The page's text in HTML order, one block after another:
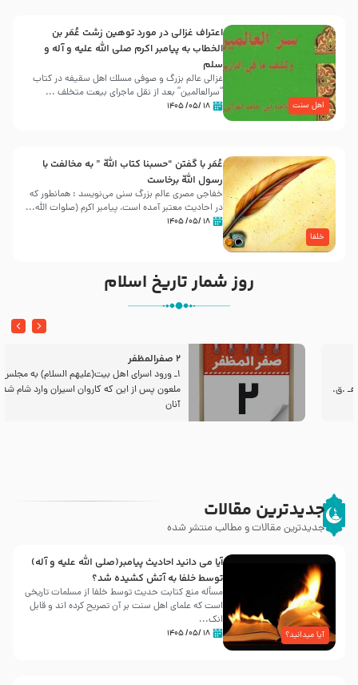
اهل سنت
اعتراف غزالی در مورد توهین زشت عُمَر بن
الخطاب به پیامبر اکرم صلی الله علیه و آله و
سلم
غزالی عالم بزرگ و صوفی مسلك اهل سقيفه در کتاب
“سرالعالمین” بعد از نقل ماجرای بیعت متخلف ...
۱۸ /۰۵/ ۱۴۰۵
خلفا
عُمَر با گفتن “حسبنا كتاب اللّه ” به مخالفت با
رسول اللّه برخاست
خفاجی مصری عالم بزرگ سنی می‌نویسد : همانطور که
در احادیث معتبر آمده است، پیامبر اکرم (صلوات اللّه...
۱۸ /۰۵/ ۱۴۰۵
روز شمار تاریخ اسلام
2 صفرالمظفر
1ـ ورود اسراى اهل بیت‌(علیهم السلام) به مجلس یزید
ملعون پس از این كه كاروان اسیران وارد شام شدند،
جدیدترین مقالات
جدیدترین مقالات و مطالب منتشر شده
آیا میدانید؟
آیا می دانید احادیث پیامبر(صلی الله علیه و آله)
توسط خلفا به آتش کشیده شد؟
مسأله منع کتابت حدیث توسط خلفا از مسلمات تاریخی
است که علمای اهل سنت بر آن تصریح کرده اند و قابل
انک...
۱۸ /۰۵/ ۱۴۰۵